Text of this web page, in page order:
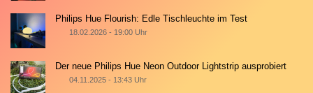
Philips Hue Flourish: Edle Tischleuchte im Test
18.02.2026 - 19:00 Uhr
Der neue Philips Hue Neon Outdoor Lightstrip ausprobiert
04.11.2025 - 13:43 Uhr